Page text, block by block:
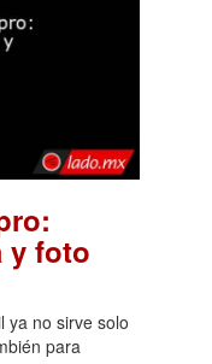
y foto
ya no sirve solo
para